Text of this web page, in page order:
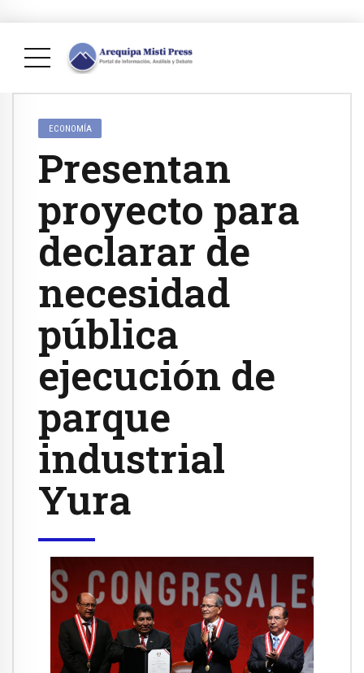
ECONOMÍA
Presentan
proyecto para
declarar de
necesidad
pública
ejecución de
parque
industrial
Yura